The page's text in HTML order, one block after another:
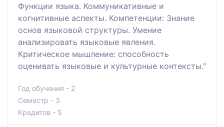
Функции языка. Коммуникативные и
когнитивные аспекты. Компетенции: Знание
основ языковой структуры. Умение
анализировать языковые явления.
Критическое мышление: способность
оценивать языковые и культурные контексты."
Год обучения - 2
Семестр - 3
Кредитов - 5